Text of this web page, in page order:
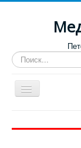
Искать...
Toggle
Navigation